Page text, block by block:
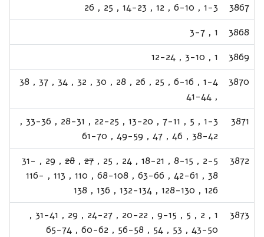
3867
1-3
,
6-10
,
12
,
14-23
,
25
,
26
3868
1
,
3-7
3869
1
,
3-10
,
12-24
3870
1-4
,
6-16
,
25
,
26
,
28
,
30
,
32
,
34
,
37
,
38
,
41-44
3871
1-3
,
5
,
7-11
,
13-20
,
22-25
,
28-31
,
33-36
,
38-42
,
46
,
47
,
49-59
,
61-70
3872
2-5
,
8-15
,
18-21
,
24
,
25
,
27
,
28
,
29
,
31-
38
,
42-61
,
63-66
,
68-108
,
110
,
113
,
116-
126
,
128-130
,
132-134
,
136
,
138
3873
1
,
2
,
5
,
9-15
,
20-22
,
24-27
,
29
,
31-41
,
43-50
,
53
,
54
,
56-58
,
60-62
,
65-74